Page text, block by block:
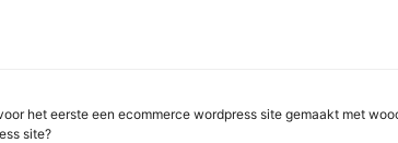
het eerste een ecommerce wordpress site gemaakt met
site?